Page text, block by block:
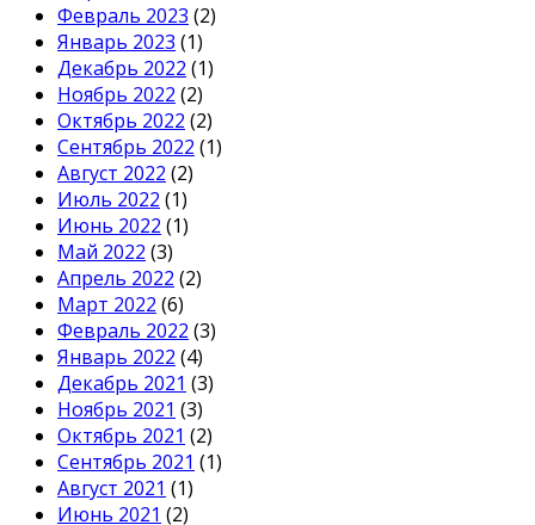
Февраль 2023 (2)
Январь 2023 (1)
Декабрь 2022 (1)
Ноябрь 2022 (2)
Октябрь 2022 (2)
Сентябрь 2022 (1)
Август 2022 (2)
Июль 2022 (1)
Июнь 2022 (1)
Май 2022 (3)
Апрель 2022 (2)
Март 2022 (6)
Февраль 2022 (3)
Январь 2022 (4)
Декабрь 2021 (3)
Ноябрь 2021 (3)
Октябрь 2021 (2)
Сентябрь 2021 (1)
Август 2021 (1)
Июнь 2021 (2)